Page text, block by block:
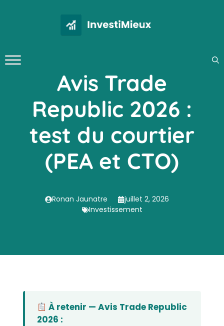
Avis Trade
Republic 2026 :
test du courtier
(PEA et CTO)
Ronan Jaunatre
juillet 2, 2026
Investissement
À retenir — Avis Trade Republic
2026 :